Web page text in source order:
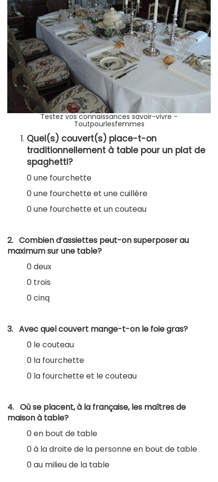
Testez vos connaissances savoir-vivre -
Toutpourlesfemmes
Quel(s) couvert(s) place-t-on
traditionnellement à table pour un plat de
spaghetti?
0 une fourchette
0 une fourchette et une cuillère
0 une fourchette et un couteau
2. Combien d’assiettes peut-on superposer au
maximum sur une table?
0 deux
0 trois
0 cinq
3. Avec quel couvert mange-t-on le foie gras?
0 le couteau
0 la fourchette
0 la fourchette et le couteau
4. Où se placent, à la française, les maîtres de
maison à table?
0 en bout de table
0 à la droite de la personne en bout de table
0 au milieu de la table